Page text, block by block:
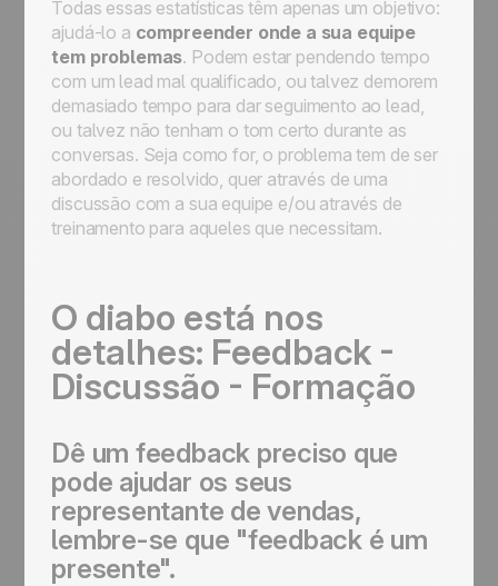
Todas essas estatísticas têm apenas um objetivo:
ajudá-lo a compreender onde a sua equipe
tem problemas. Podem estar pendendo tempo
com um lead mal qualificado, ou talvez demorem
demasiado tempo para dar seguimento ao lead,
ou talvez não tenham o tom certo durante as
conversas. Seja como for, o problema tem de ser
abordado e resolvido, quer através de uma
discussão com a sua equipe e/ou através de
treinamento para aqueles que necessitam.
O diabo está nos
detalhes: Feedback -
Discussão - Formação
Dê um feedback preciso que
pode ajudar os seus
representante de vendas,
lembre-se que "feedback é um
presente".